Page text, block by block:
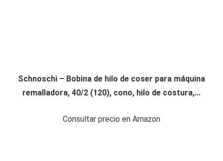
Schnoschi – Bobina de hilo de coser para máquina
remalladora, 40/2 (120), cono, hilo de costura,...
Consultar precio en Amazon